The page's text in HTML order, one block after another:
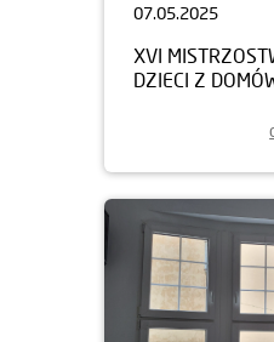
07.05.2025
XVI
DZIECI Z